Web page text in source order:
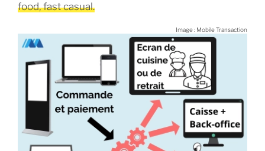
food, fast casual.
Image : Mobile Transaction